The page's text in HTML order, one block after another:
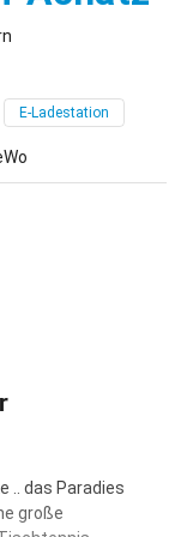
E-Ladestation
.. das Paradies
große